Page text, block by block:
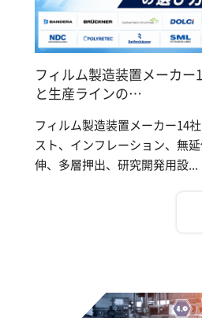
フィルム製造装置メーカ
と生産ラインの…
フィルム製造装置メーカー14
スト、インフレーション、無
伸、多層押出、研究開発用設...